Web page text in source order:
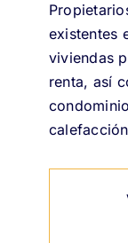
existentes
viviendas
renta, así